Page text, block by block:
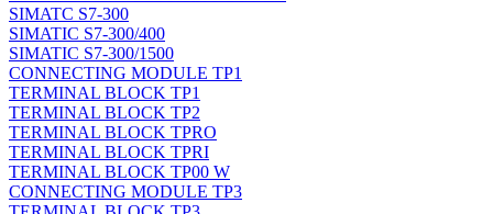
SIMATC S7-300
SIMATIC S7-300/400
SIMATIC S7-300/1500
CONNECTING MODULE TP1
TERMINAL BLOCK TP1
TERMINAL BLOCK TP2
TERMINAL BLOCK TPRO
TERMINAL BLOCK TPRI
TERMINAL BLOCK TP00 W
CONNECTING MODULE TP3